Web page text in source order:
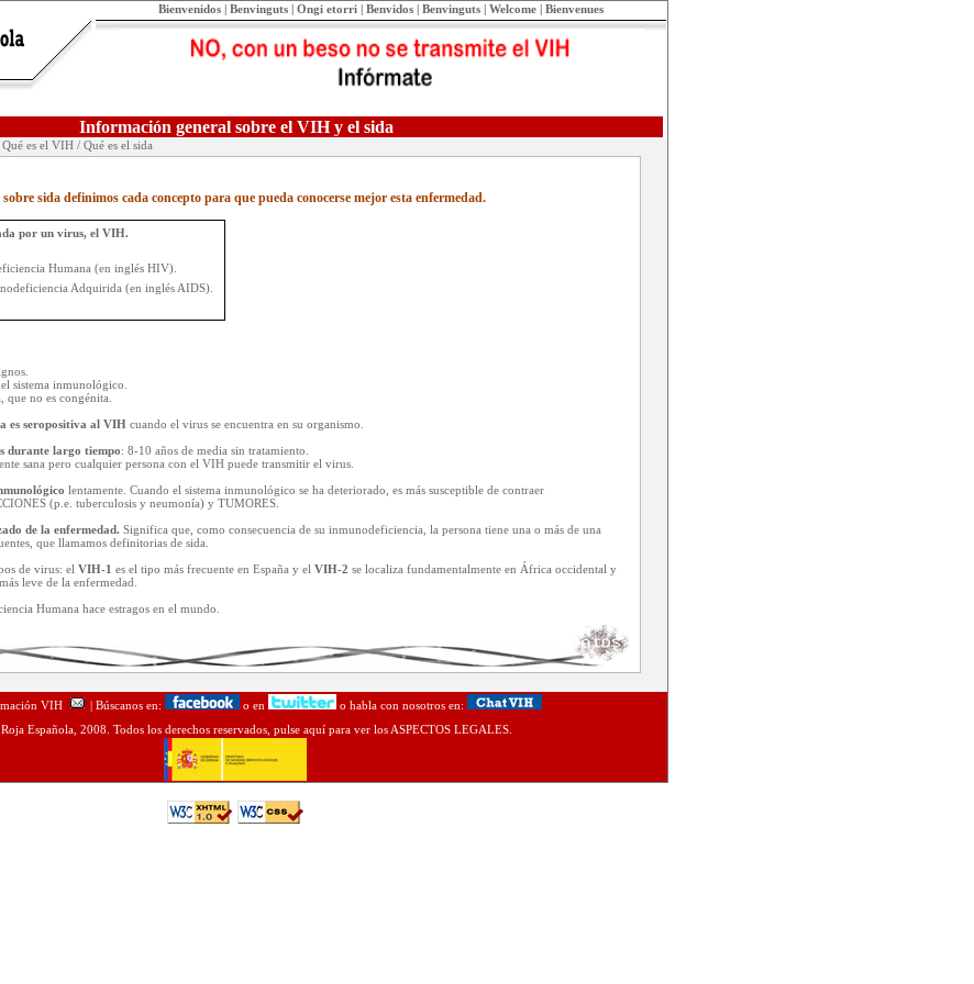
Bienvenidos | Benvinguts | Ongi etorri | Benvidos | Benvinguts | Welcome | Bienvenues
Información general sobre el VIH y el sida
Qué es el VIH / Qué es el sida
sida definimos cada concepto para que pueda conocerse mejor esta enfermedad.
por un virus, el VIH.
Humana (en inglés HIV).
Adquirida (en inglés AIDS).
sistema inmunológico.
no es congénita.
es seropositiva al VIH cuando el virus se encuentra en su organismo.
durante largo tiempo: 8-10 años de media sin tratamiento.
sana pero cualquier persona con el VIH puede transmitir el virus.
lentamente. Cuando el sistema inmunológico se ha deteriorado, es más susceptible de contraer
(p.e. tuberculosis y neumonía) y TUMORES.
de la enfermedad. Significa que, como consecuencia de su inmunodeficiencia, la persona tiene una o más de una
que llamamos definitorias de sida.
de virus: elVIH-1 es el tipo más frecuente en España y elVIH-2 se localiza fundamentalmente en África occidental y
leve de la enfermedad.
Humana hace estragos en el mundo.
VIH | Búscanos en: o en
o habla con nosotros en:
Española, 2008. Todos los derechos reservados, pulse aquípara ver los ASPECTOS LEGALES.